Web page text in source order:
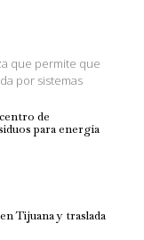
que permite que
por sistemas
de
para energía
Tijuana y traslada